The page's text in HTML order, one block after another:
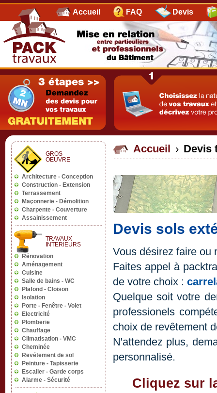
Accueil FAQ Devis
Accueil › Devis
Devis sols
Vous désirez faire ou
Faites appel à
de votre choix :
Quelque soit votre
professionels
choix de revêtement
N'attendez plus,
personnalisé.
Cliquez sur